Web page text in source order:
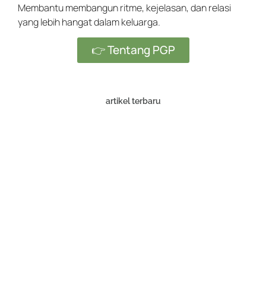
Membantu membangun ritme, kejelasan, dan relasi
yang lebih hangat dalam keluarga.
👉 Tentang PGP
artikel terbaru